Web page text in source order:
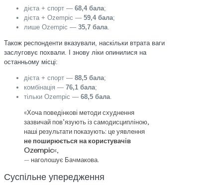
дієта + спорт — 68,4 бала;
дієта + Ozempic — 59,4 бала;
лише Ozempic — 35,7 бала
Також респонденти вказували, наскільки втрата ваги
заслуговує похвали. І знову ліки опинилися на
останньому місці:
дієта + спорт — 88,5 бала;
комбінація — 76,1 бала;
тільки Ozempic — 68,5 бала
«Хоча поведінкові методи схуднення
зазвичай пов’язують із самодисципліною,
наші результати показують: це уявлення
не поширюється на користувачів
Ozempic«,
— наголошує Бачмакова.
Суспільне упередження